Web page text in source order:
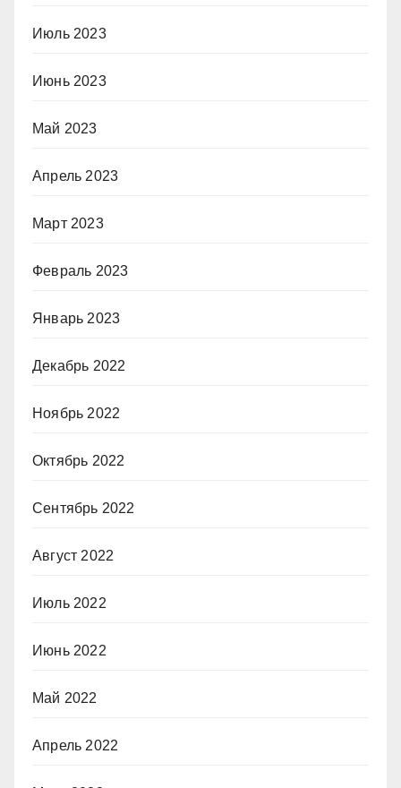
Июль 2023
Июнь 2023
Май 2023
Апрель 2023
Март 2023
Февраль 2023
Январь 2023
Декабрь 2022
Ноябрь 2022
Октябрь 2022
Сентябрь 2022
Август 2022
Июль 2022
Июнь 2022
Май 2022
Апрель 2022